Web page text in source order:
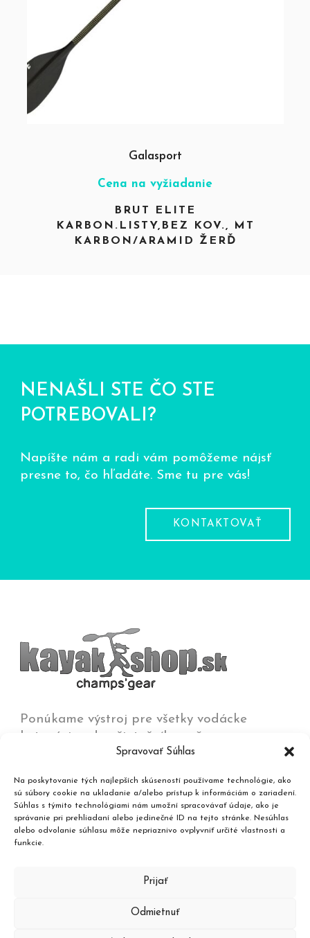
Spravovať Súhlas
Na poskytovanie tých najlepších skúseností používame technológie, ako
sú súbory cookie na ukladanie a/alebo prístup k informáciám o zariadení.
Súhlas s týmito technológiami nám umožní spracovávať údaje, ako je
správanie pri prehliadaní alebo jedinečné ID na tejto stránke. Nesúhlas
alebo odvolanie súhlasu môže nepriaznivo ovplyvniť určité vlastnosti a
funkcie.
Prijať
Odmietnuť
Galasport
Cena na vyžiadanie
BRUT ELITE
KARBON.LISTY,BEZ KOV., MT
KARBON/ARAMID ŽERĎ
NENAŠLI STE ČO STE
POTREBOVALI?
Napíšte nám a radi vám pomôžeme nájsť
presne to, čo hľadáte. Sme tu pre vás!
KONTAKTOVAŤ
Ponúkame výstroj pre všetky vodácke
kategórie od začiatočníkov až po
olympijských víťazov na všetkých typoch vôd
najdivokejšie rieky, umelé trate a moria.
Kontakt